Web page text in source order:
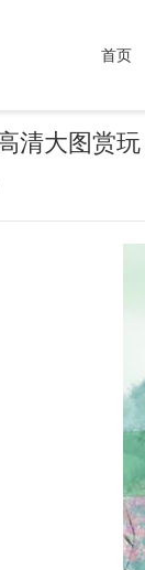
首页
清大图赏玩